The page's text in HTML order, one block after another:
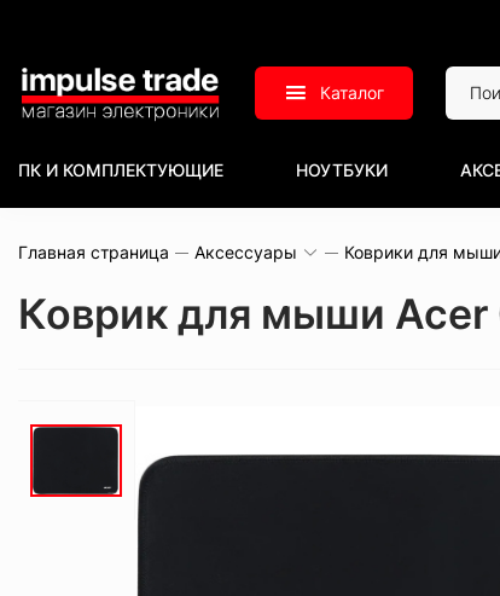
Каталог
ПК И КОМПЛЕКТУЮЩИЕ НОУТБУКИ
Главная страница Аксессуары Коврики для
Коврик для мыши Acer